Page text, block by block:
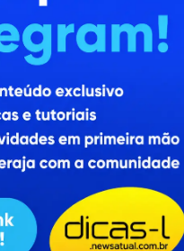
Contato
RSS